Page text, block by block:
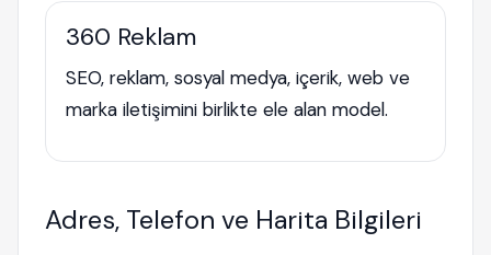
360 Reklam
SEO, reklam, sosyal medya, içerik, web ve
marka iletişimini birlikte ele alan model.
Adres, Telefon ve Harita Bilgileri